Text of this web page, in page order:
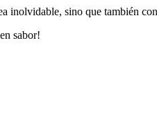
inolvidable, sino que también
sabor!